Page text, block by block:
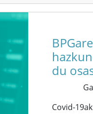
du
Covid-